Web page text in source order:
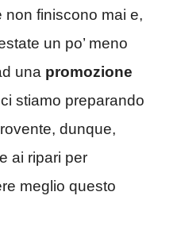
non finiscono mai e,
un po’ meno
una promozione
stiamo preparando
dunque,
ai ripari per
meglio questo